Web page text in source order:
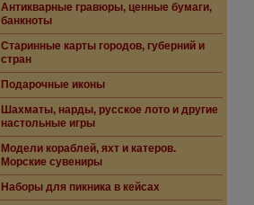
Антикварные гравюры, ценные бумаги,
банкноты
Старинные карты городов, губерний и
стран
Подарочные иконы
Шахматы, нарды, русское лото и другие
настольные игры
Модели кораблей, яхт и катеров.
Морские сувениры
Наборы для пикника в кейсах